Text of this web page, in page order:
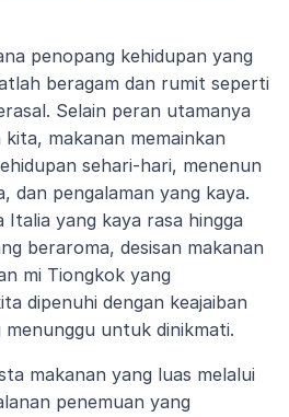
penopang kehidupan yang
beragam dan rumit seperti
Selain peran utamanya
makanan memainkan
sehari-hari, menenun
dan pengalaman yang kaya.
Italia yang kaya rasa hingga
beraroma, desisan makanan
mi Tiongkok yang
dipenuhi dengan keajaiban
untuk dinikmati.
makanan yang luas melalui
penemuan yang